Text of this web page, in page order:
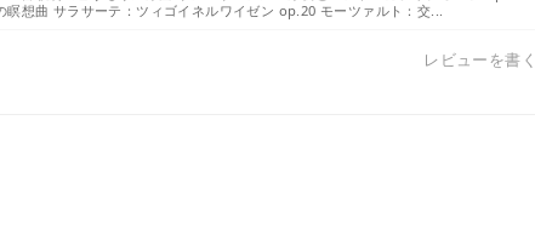
瞑想曲 サラサーテ：ツィゴイネルワイゼン op.20 モーツァルト：交...
レビューを書く